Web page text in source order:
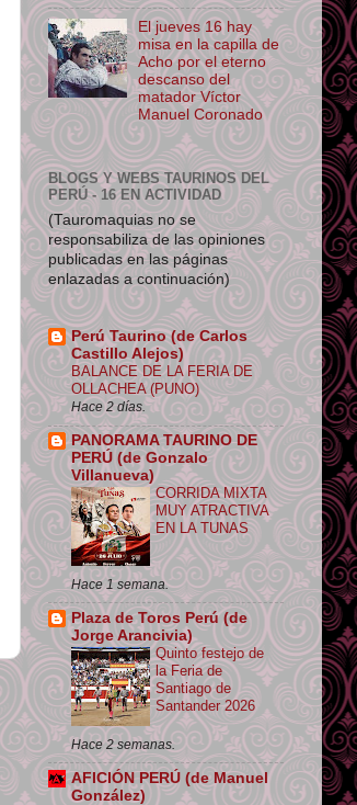
El jueves 16 hay
misa en la capilla de
Acho por el eterno
descanso del
matador Víctor
Manuel Coronado
BLOGS Y WEBS TAURINOS DEL
PERÚ - 16 EN ACTIVIDAD
(Tauromaquias no se
responsabiliza de las opiniones
publicadas en las páginas
enlazadas a continuación)
Perú Taurino (de Carlos
Castillo Alejos)
BALANCE DE LA FERIA DE
OLLACHEA (PUNO)
Hace 2 días.
PANORAMA TAURINO DE
PERÚ (de Gonzalo
Villanueva)
CORRIDA MIXTA
MUY ATRACTIVA
EN LA TUNAS
Hace 1 semana.
Plaza de Toros Perú (de
Jorge Arancivia)
Quinto festejo de
la Feria de
Santiago de
Santander 2026
Hace 2 semanas.
AFICIÓN PERÚ (de Manuel
González)